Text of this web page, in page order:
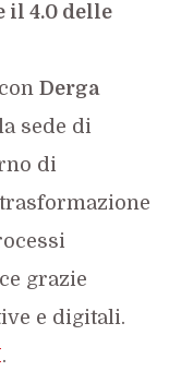
il 4.0 delle
Derga
sede di
di
grazie
e digitali.
.